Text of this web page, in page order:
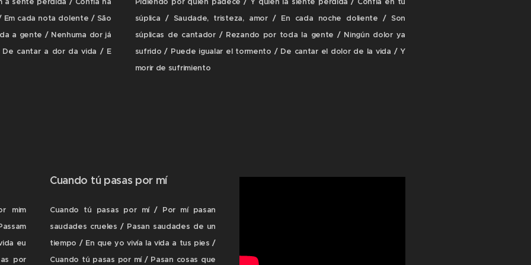
cada nota dolente / São
a gente / Nenhuma dor já
cantar a dor da vida / E
súplica / Saudade, tristeza, amor / En cada noche doliente / Son
súplicas de cantador / Rezando por toda la gente / Ningún dolor ya
sufrido / Puede igualar el tormento / De cantar el dolor de la vida / Y
morir de sufrimiento
mim
eu
por
Cuando tú pasas por mí
Cuando tú pasas por mí / Por mí pasan
saudades crueles / Pasan saudades de un
tiempo / En que yo vivía la vida a tus pies /
Cuando tú pasas por mí / Pasan cosas que